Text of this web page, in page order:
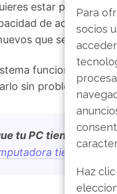
Para
socios
Haz
estar protegido,
de
que se crean a
funcione sin
sin problemas. En
tu PC tiene virus?
tiene virus?